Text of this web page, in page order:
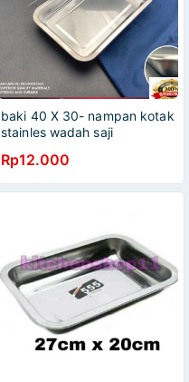
baki 40 X 30- nampan kotak
stainles wadah saji
Rp12.000